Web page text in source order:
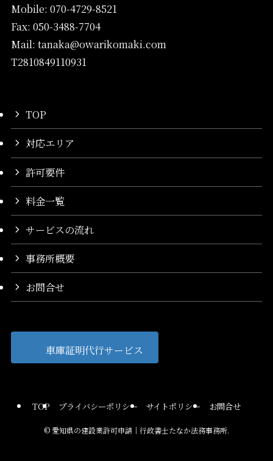
Mobile: 070-4729-8521
Fax: 050-3488-7704
Mail: tanaka@owarikomaki.com
T2810849110931
TOP
対応エリア
許可要件
料金一覧
サービスの流れ
事務所概要
お問合せ
車庫証明代行サービス
TOP プライバシーポリシー サイトポリシー お問合せ
© 愛知県の建設業許可申請｜行政書士たなか法務事務所.